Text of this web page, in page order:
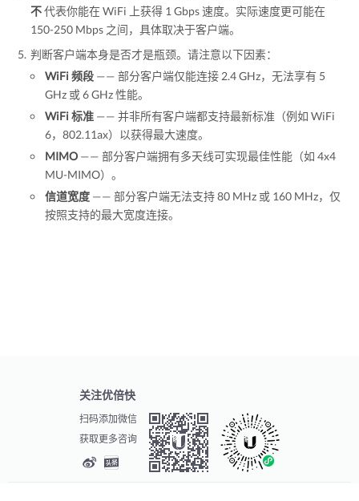
不代表你能在 WiFi 上获得 1 Gbps 速度。实际速度更可能在
150-250 Mbps 之间，具体取决于客户端。
判断客户端本身是否才是瓶颈。请注意以下因素：
WiFi 频段 —— 部分客户端仅能连接 2.4 GHz，无法享有 5
GHz 或 6 GHz 性能。
WiFi 标准 —— 并非所有客户端都支持最新标准（例如 WiFi
6，802.11ax）以获得最大速度。
MIMO —— 部分客户端拥有多天线可实现最佳性能（如 4x4
MU-MIMO）。
信道宽度 —— 部分客户端无法支持 80 MHz 或 160 MHz，仅
按照支持的最大宽度连接。
关注优倍快
扫码添加微信
获取更多咨询